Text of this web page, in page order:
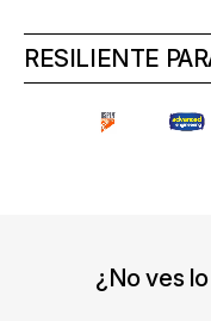
RESILIENTE
¿No ves